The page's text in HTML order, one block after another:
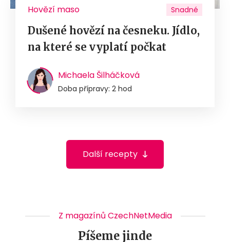
Hovězí maso Snadné
Dušené hovězí na česneku. Jídlo,
na které se vyplatí počkat
Michaela Šilháčková
Doba přípravy: 2 hod
Další recepty
Z magazínů CzechNetMedia
Píšeme jinde